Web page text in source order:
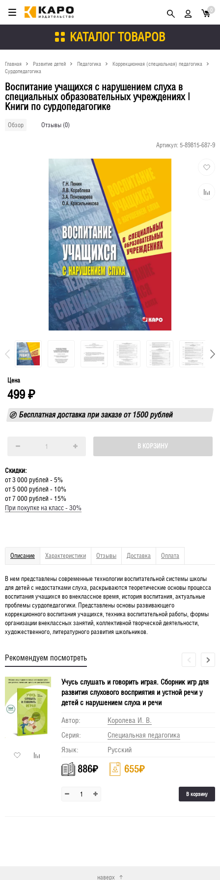
КАТАЛОГ ТОВАРОВ
0
Главная Развитие детей Педагогика
Коррекционная (специальная) педагогика
Сурдопедагогика
Воспитание учащихся с нарушением слуха в
специальных образовательных учреждениях |
Книги по сурдопедагогике
Обзор Отзывы (0)
Артикул: 5-89815-687-9
Цена
499 ₽
Бесплатная доставка при заказе от 1500 рублей
В КОРЗИНУ
Скидки:
от 3 000 рублей - 5%
от 5 000 рублей - 10%
от 7 000 рублей - 15%
При покупке на класс - 30%
Описание Характеристики Отзывы Доставка Оплата
В нем представлены современные технологии воспитательной системы школы
для детей с недостатками слуха, раскрываются теоретические основы процесса
воспитания учащихся во внеклассное время, история воспитания, актуальные
проблемы сурдопедагогики. Представлены основы развивающего
коррекционного воспитания учащихся, техника воспитательной работы, формы
организации внеклассных занятий, коллективной творческой деятельности,
художественного, литературного развития школьников.
Рекомендуем посмотреть
Учусь слушать и говорить играя. Сборник игр для
развития слухового восприятия и устной речи у
детей с нарушением слуха и речи
Автор:
Королева И. В.
Серия:
Специальная педагогика
Язык:
Русский
886₽ 655₽
В корзину
наверх